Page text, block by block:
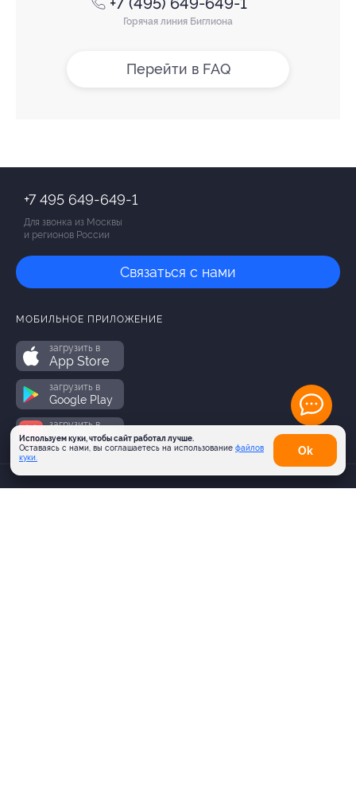
Горячая линия Биглиона
Перейти в FAQ
Используем куки, чтобы сайт работал лучше.
Оставаясь с нами, вы соглашаетесь на использование файлов
куки.
Оk
+7 495 649-649-1
Для звонка из Москвы
и регионов России
Связаться с нами
МОБИЛЬНОЕ ПРИЛОЖЕНИЕ
загрузить в
App Store
загрузить в
Google Play
загрузить в
AppGallery
КОМПАНИЯ